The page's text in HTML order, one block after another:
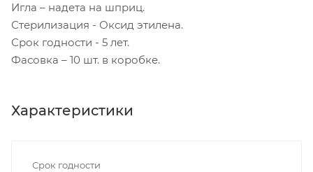
Игла – надета на шприц.
Стерилизация - Оксид этилена.
Срок годности - 5 лет.
Фасовка – 10 шт. в коробке.
Характеристики
Срок годности